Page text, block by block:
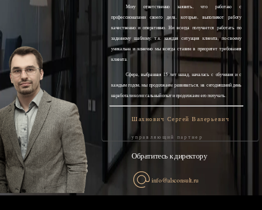
Могу ответственно заявить, что работаю с
профессионалами своего дела, которые, выполняют работу
качественно и оперативно. Ни всегда получается работать по
заданному шаблону, т.к. каждая ситуация клиента, по-своему
уникальна и конечно мы всегда ставим в приоритет требования
клиента.
Сфера, выбранная 15 лет назад, началась с обучения и с
каждым годом, мы продолжаем развиваться, на сегодняшний день
наработали колоссальный опыт и продолжаем его получать.
Шахнович Сергей Валерьевич
управляющий партнер
Обратитесь к директору
info@alsconsult.ru